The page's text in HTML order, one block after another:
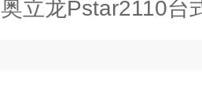
奥立龙Pstar2110台